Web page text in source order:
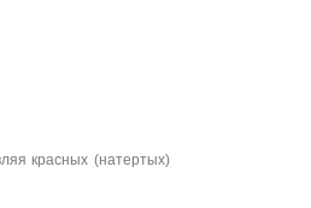
красных (натертых)